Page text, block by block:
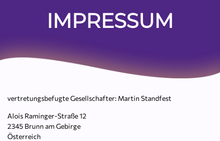
IMPRESSUM
vertretungsbefugte Gesellschafter: Martin Standfest
Alois Raminger-Straße 12
2345 Brunn am Gebirge
Österreich